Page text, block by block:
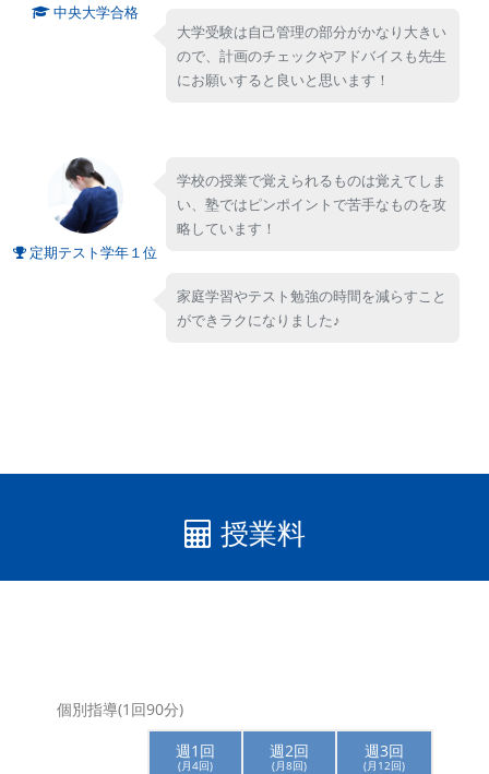
中央大学合格
大学受験は自己管理の部分がかなり大きい
ので、計画のチェックやアドバイスも先生
にお願いすると良いと思います！
定期テスト学年１位
学校の授業で覚えられるものは覚えてしま
い、塾ではピンポイントで苦手なものを攻
略しています！
家庭学習やテスト勉強の時間を減らすこと
ができラクになりました♪
授業料
個別指導(1回90分)
週1回
(月4回)
週2回
(月8回)
週3回
(月12回)